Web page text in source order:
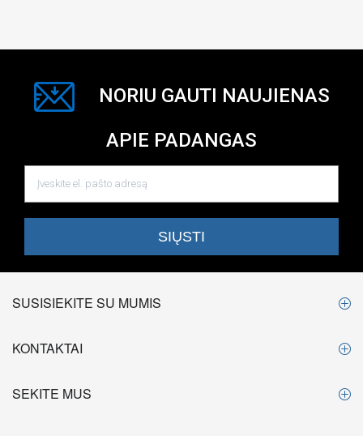
NORIU GAUTI NAUJIENAS
APIE PADANGAS
SUSISIEKITE SU MUMIS
KONTAKTAI
SEKITE MUS